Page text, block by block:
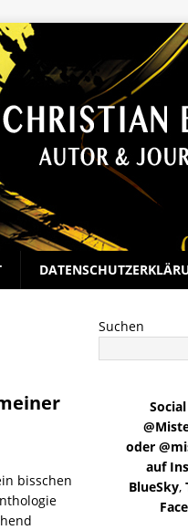
bisschen
Suchen
oder
auf
BlueSky,